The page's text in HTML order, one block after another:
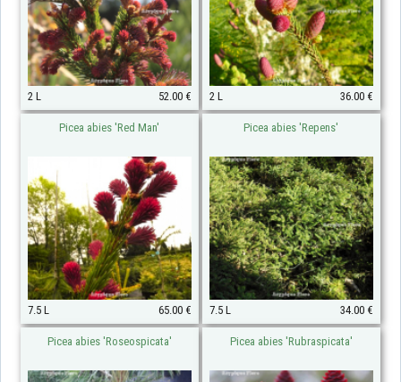
2 L 52.00 € 2 L 36.00 €
Picea abies 'Red Man'
7.5 L 65.00 €
Picea abies 'Repens'
7.5 L 34.00 €
Picea abies 'Roseospicata' Picea abies 'Rubraspicata'